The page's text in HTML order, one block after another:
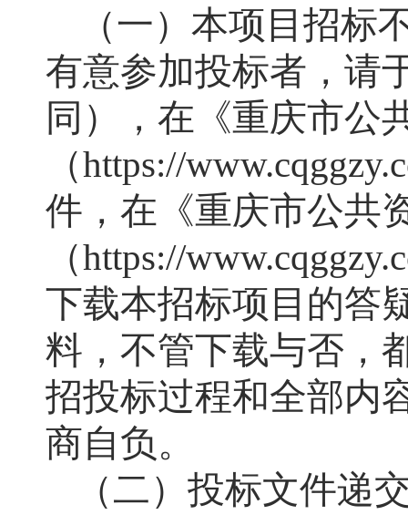
（一）本项目招标
有意参加投标者，请
同），在《重庆市公
（https://www
件，在《重庆市公共
（https://www
下载本招标项目的答
料，不管下载与否，
招投标过程和全部内
商自负。
（二）投标文件递